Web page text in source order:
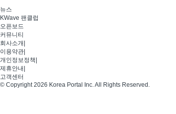
뉴스
KWave 팬클럽
오픈보드
커뮤니티
회사소개
이용약관
개인정보정책
제휴안내
고객센터
© Copyright 2026 Korea Portal Inc. All Rights Reserved.